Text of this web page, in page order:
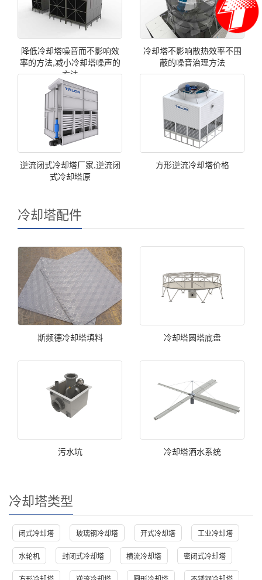
降低冷却塔噪音而不影响效
率的方法,减小冷却塔噪声的
方法
冷却塔不影响散热效率不围
蔽的噪音治理方法
逆流闭式冷却塔厂家,逆流闭
式冷却塔原
方形逆流冷却塔价格
冷却塔配件
斯频德冷却塔填料 冷却塔圆塔底盘
污水坑 冷却塔洒水系统
冷却塔类型
闭式冷却塔 玻璃钢冷却塔 开式冷却塔 工业冷却塔
水轮机 封闭式冷却塔 横流冷却塔 密闭式冷却塔